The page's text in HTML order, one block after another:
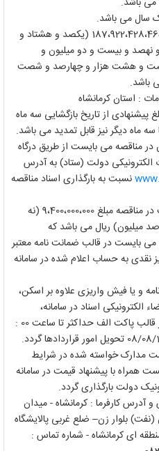
می باشد.
مبلغ برآورد: 187،922،428،465 (یکصد و هشتاد و
نهصد و بیست و دو میلیون و
و هشت هزار و چهارصد و شصت
: استان کرمانشاه
از تاریخ بازگشایی سه ماه
ماه دیگر نیز قابل تمدید می باشد.
مناقصه می بایست از طریق درگاه
الکترونیکی دولت (ستاد) به آدرس
نسبت به بارگذاری اسناد مناقصه
تضمین شرکت در مناقصه مبلغ 9،400،000،000 (نه
میلیون) ریال می باشد که
بایست در قالب ضمانت نامه معتبر
نقدی به حساب اعلام شده در سامانه
و یا فیش واریزی علاوه بر اسکن،
الکترونیکی اسناد در سامانه،
می بایست در قالب پاکت الف حداکثر تا ساعت 00 :
09 مورخ 08/08/1403 تحویل امور قراردادها گردد.
مدارک خواسته شده در شرایط
همراه با پیشنهاد قیمت در سامانه
دولت بارگذاری گردد.
کارفرما : کرمانشاه - میدان
(نفت) بلوار زن– ضلع غربی پالایشگاه
ای کرمانشاه - شماره تماس :